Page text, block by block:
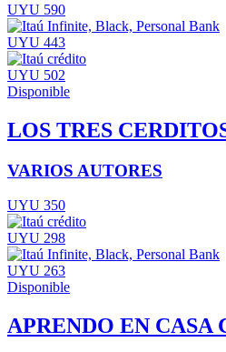
UYU 590
UYU 443
UYU 502
Disponible
LOS TRES
VARIOS AUTORES
UYU 350
UYU 298
UYU 263
Disponible
APRENDO EN CASA